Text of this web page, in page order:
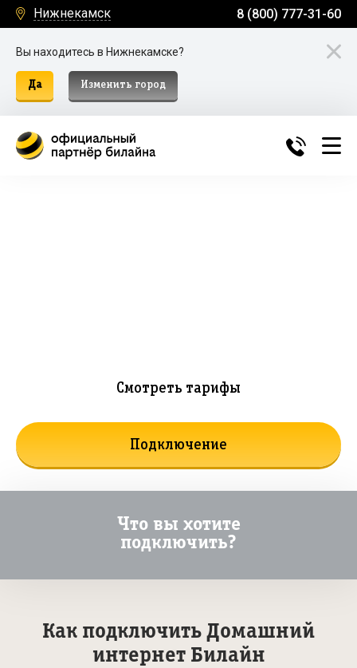
Нижнекамск 8 (800) 777-31-60
Вы находитесь в Нижнекамске?
Да Изменить город
Смотреть тарифы
Подключение
Что вы хотите
подключить?
Как подключить Домашний
интернет Билайн